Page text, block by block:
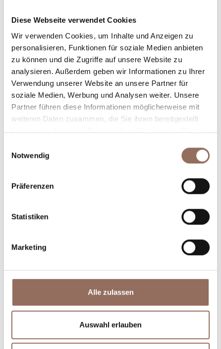
Diese Webseite verwendet Cookies
Wir verwenden Cookies, um Inhalte und Anzeigen zu
personalisieren, Funktionen für soziale Medien anbieten
zu können und die Zugriffe auf unsere Website zu
analysieren. Außerdem geben wir Informationen zu Ihrer
Verwendung unserer Website an unsere Partner für
soziale Medien, Werbung und Analysen weiter. Unsere
Partner führen diese Informationen möglicherweise mit
weiteren Daten zusammen, die Sie ihnen bereitgestellt
haben oder die sie im Rahmen Ihrer Nutzung der Dienste
Notwendig
Präferenzen
Statistiken
Marketing
Alle zulassen
Auswahl erlauben
Anzahl Badezimmer:5
Beds number:21
Plane, wo du übernachtest und isst, was du in jedem
Winkel des Langhe Monferrato Roero unternehmen
willst, mit einem Blick aufs Wetter in Echtzeit.
Trinken